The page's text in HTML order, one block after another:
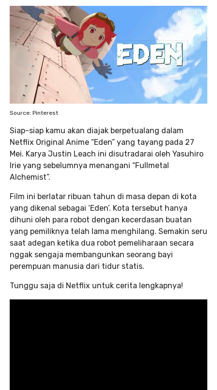
Source: Pinterest
Siap-siap kamu akan diajak berpetualang dalam
Netflix Original Anime “Eden” yang tayang pada 27
Mei. Karya Justin Leach ini disutradarai oleh Yasuhiro
Irie yang sebelumnya menangani “Fullmetal
Alchemist”.
Film ini berlatar ribuan tahun di masa depan di kota
yang dikenal sebagai ‘Eden’. Kota tersebut hanya
dihuni oleh para robot dengan kecerdasan buatan
yang pemiliknya telah lama menghilang. Semakin seru
saat adegan ketika dua robot pemeliharaan secara
nggak sengaja membangunkan seorang bayi
perempuan manusia dari tidur statis.
Tunggu saja di Netflix untuk cerita lengkapnya!